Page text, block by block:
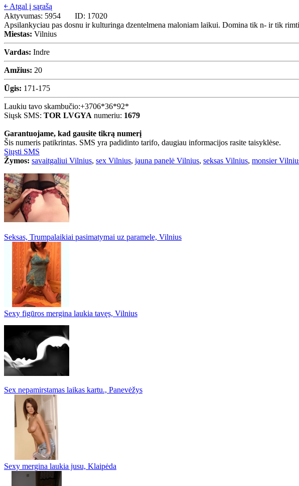
￩ Atgal į sąrašą
Aktyvumas: 5954 ID: 17020
Apsilankyciau pas dosnu ir kulturinga dzentelmena maloniam laikui. Domina tik n- ir tik
Miestas: Vilnius
Vardas: Indre
Amžius: 20
Ūgis: 171-175
Laukiu tavo skambučio:+3706*36*92*
Siųsk SMS: TOR LVGYA numeriu: 1679
Garantuojame, kad gausite tikrą numerį
Šis numeris patikrintas. SMS yra padidinto tarifo, daugiau informacijos rasite taisyklėse.
Siųsti SMS
Žymos: savaitgaliui Vilnius, sex Vilnius, jauna panelė Vilnius, seksas Vilnius, monsier
Seksas, Trumpalaikiai pasimatymai uz paramele, Vilnius
Sexy figūros mergina laukia tavęs, Vilnius
Sex nepamirstamas laikas kartu., Panevėžys
Sexy mergina laukia jusu, Klaipėda